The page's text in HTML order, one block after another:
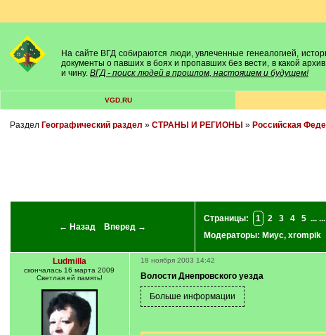
На сайте ВГД собираются люди, увлеченные генеалогией,
документы о павших в боях и пропавших без вести, в какой
и чину. ВГД - поиск людей в прошлом, настоящем и будущем!
VGD.RU
Раздел Географический раздел » СТРАНЫ И РЕГИОНЫ » Российская
← Назад Вперед →
Страницы: 1 2 3 4 5 ... ...
Модераторы: Миус, xrompik
Ludmilla
скончалась 16 марта 2009
Светлая ей память!
18 ноября 2003 14:42
Волости Днепровского уезда